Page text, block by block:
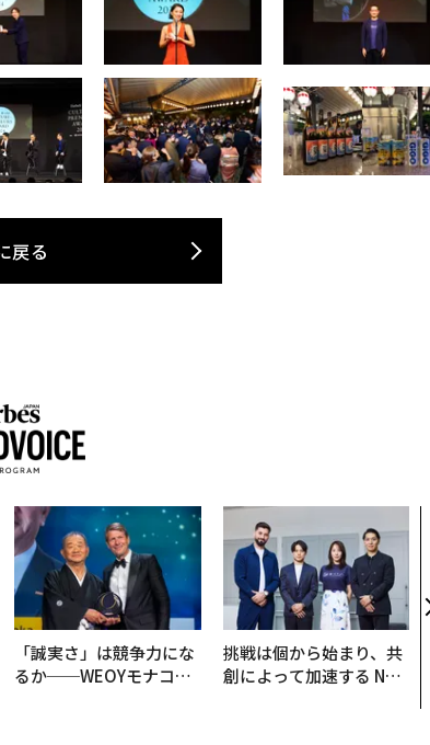
戻る
「誠実さ」は競争力にな
るか──WEOYモナコで
挑戦は個から始まり、共
創によって加速する NOR